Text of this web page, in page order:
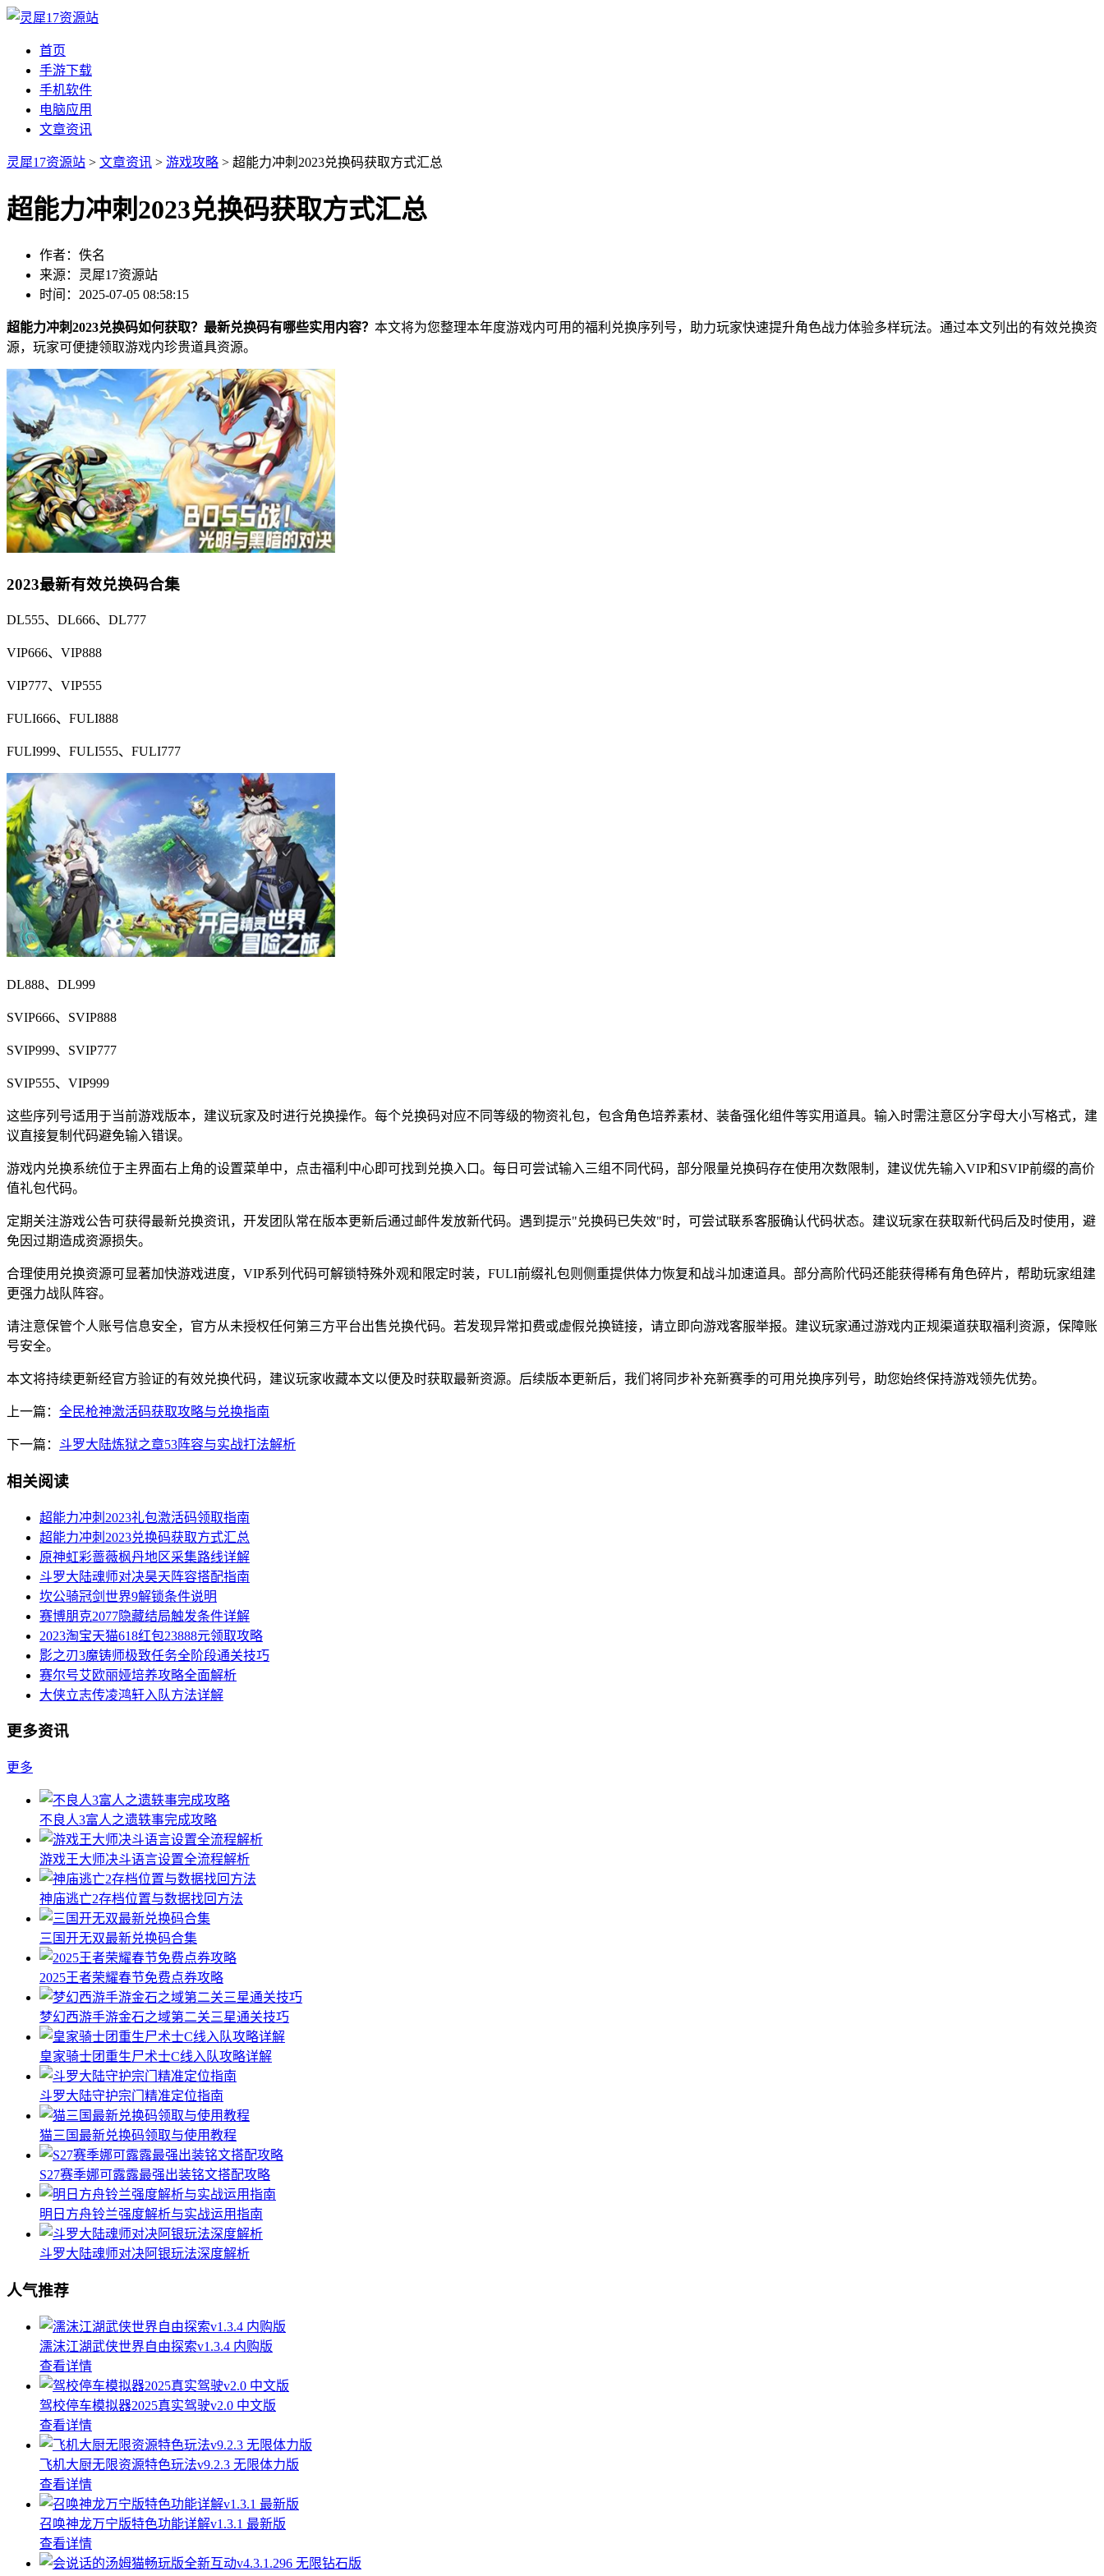
首页
手游下载
手机软件
电脑应用
文章资讯
灵犀17资源站 > 文章资讯 > 游戏攻略 > 超能力冲刺2023兑换码获取方式汇总
超能力冲刺2023兑换码获取方式汇总
作者：佚名
来源：灵犀17资源站
时间：2025-07-05 08:58:15
超能力冲刺2023兑换码如何获取？最新兑换码有哪些实用内容？ 本文将为您整理本年度游戏内可用的福利兑换序列号，助力玩家快速提升角色战力体验多样玩法。通过本文列出的有效兑换资
源，玩家可便捷领取游戏内珍贵道具资源。
2023最新有效兑换码合集
DL555、DL666、DL777
VIP666、VIP888
VIP777、VIP555
FULI666、FULI888
FULI999、FULI555、FULI777
DL888、DL999
SVIP666、SVIP888
SVIP999、SVIP777
SVIP555、VIP999
这些序列号适用于当前游戏版本，建议玩家及时进行兑换操作。每个兑换码对应不同等级的物资礼包，包含角色培养素材、装备强化组件等实用道具。输入时需注意区分字母大小写格式，建
议直接复制代码避免输入错误。
游戏内兑换系统位于主界面右上角的设置菜单中，点击福利中心即可找到兑换入口。每日可尝试输入三组不同代码，部分限量兑换码存在使用次数限制，建议优先输入VIP和SVIP前缀的高价
值礼包代码。
定期关注游戏公告可获得最新兑换资讯，开发团队常在版本更新后通过邮件发放新代码。遇到提示"兑换码已失效"时，可尝试联系客服确认代码状态。建议玩家在获取新代码后及时使用，避
免因过期造成资源损失。
合理使用兑换资源可显著加快游戏进度，VIP系列代码可解锁特殊外观和限定时装，FULI前缀礼包则侧重提供体力恢复和战斗加速道具。部分高阶代码还能获得稀有角色碎片，帮助玩家组建
更强力战队阵容。
请注意保管个人账号信息安全，官方从未授权任何第三方平台出售兑换代码。若发现异常扣费或虚假兑换链接，请立即向游戏客服举报。建议玩家通过游戏内正规渠道获取福利资源，保障账
号安全。
本文将持续更新经官方验证的有效兑换代码，建议玩家收藏本文以便及时获取最新资源。后续版本更新后，我们将同步补充新赛季的可用兑换序列号，助您始终保持游戏领先优势。
上一篇： 全民枪神激活码获取攻略与兑换指南
下一篇： 斗罗大陆炼狱之章53阵容与实战打法解析
相关阅读
超能力冲刺2023礼包激活码领取指南
超能力冲刺2023兑换码获取方式汇总
原神虹彩蔷薇枫丹地区采集路线详解
斗罗大陆魂师对决昊天阵容搭配指南
坎公骑冠剑世界9解锁条件说明
赛博朋克2077隐藏结局触发条件详解
2023淘宝天猫618红包23888元领取攻略
影之刃3魔铸师极致任务全阶段通关技巧
赛尔号艾欧丽娅培养攻略全面解析
大侠立志传凌鸿轩入队方法详解
更多资讯
更多
不良人3富人之遗轶事完成攻略
游戏王大师决斗语言设置全流程解析
神庙逃亡2存档位置与数据找回方法
三国开无双最新兑换码合集
2025王者荣耀春节免费点券攻略
梦幻西游手游金石之域第二关三星通关技巧
皇家骑士团重生尸术士C线入队攻略详解
斗罗大陆守护宗门精准定位指南
猫三国最新兑换码领取与使用教程
S27赛季娜可露露最强出装铭文搭配攻略
明日方舟铃兰强度解析与实战运用指南
斗罗大陆魂师对决阿银玩法深度解析
人气推荐
濡沫江湖武侠世界自由探索v1.3.4 内购版
查看详情
驾校停车模拟器2025真实驾驶v2.0 中文版
查看详情
飞机大厨无限资源特色玩法v9.2.3 无限体力版
查看详情
召唤神龙万宁版特色功能详解v1.3.1 最新版
查看详情